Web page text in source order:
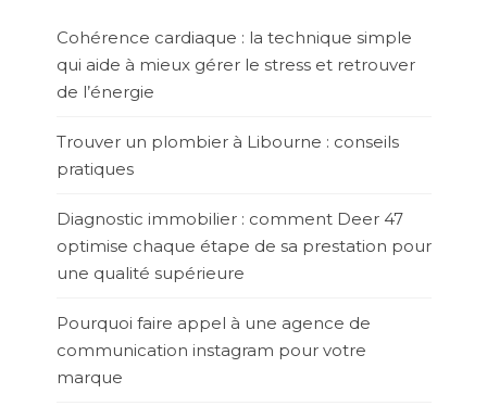
Cohérence cardiaque : la technique simple
qui aide à mieux gérer le stress et retrouver
de l’énergie
Trouver un plombier à Libourne : conseils
pratiques
Diagnostic immobilier : comment Deer 47
optimise chaque étape de sa prestation pour
une qualité supérieure
Pourquoi faire appel à une agence de
communication instagram pour votre
marque